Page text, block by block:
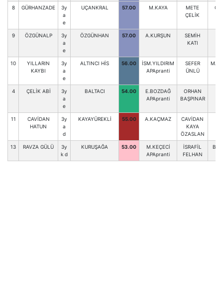
8 GÜRHANZADE
3y
a
e
UÇANKRAL 57.00 M.KAYA
METE
ÇELİK
9 ÖZGÜNALP
3y
a
e
ÖZGÜNHAN 57.00 A.KURŞUN
SEMİH
KATI
10
YILLARIN
KAYBI
3y
a
e
ALTINCI HİS 56.00
İSM.YILDIRIM
APApranti
SEFER
ÜNLÜ
4 ÇELİK ABİ
3y
a
e
BALTACI 54.00
E.BOZDAĞ
APApranti
ORHAN
BAŞPINAR
11
CAVİDAN
HATUN
3y
a
d
KAYAYÜREKLİ 55.00 A.KAÇMAZ
CAVİDAN
KAYA
ÖZASLAN
13 RAVZA GÜLÜ
3y
k d
KURUŞAĞA 53.00
M.KEÇECİ
APApranti
İSRAFİL
FELHAN